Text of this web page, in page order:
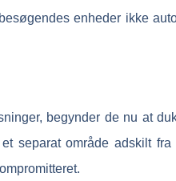
enheder ikke
begynder de nu at
separat område adskilt